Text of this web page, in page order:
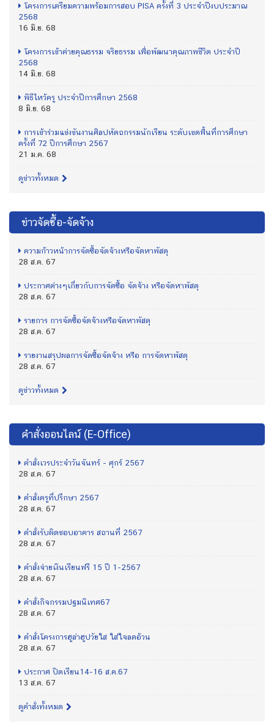
โครงการเตรียมความพร้อมการสอบ PISA ครั้งที่ 3 ประจำปีงบประมาณ
2568
16 มิ.ย. 68
โครงการเข้าค่ายคุณธรรม จริยธรรม เพื่อพัฒนาคุณภาพชีวิต ประจำปี
2568
14 มิ.ย. 68
พิธีไหว้ครู ประจำปีการศึกษา 2568
8 มิ.ย. 68
การเข้าร่วมแข่งขันงานศิลปหัตถกรรมนักเรียน ระดับเขตพื้นที่การศึกษา
ครั้งที่ 72 ปีการศึกษา 2567
21 ม.ค. 68
ดูข่าวทั้งหมด
ข่าวจัดซื้อ-จัดจ้าง
ความก้าวหน้าการจัดซื้อจัดจ้างหรือจัดหาพัสดุ
28 ส.ค. 67
ประกาศต่างๆเกี่ยวกับการจัดซื้อ จัดจ้าง หรือจัดหาพัสดุ
28 ส.ค. 67
รายการ การจัดซื้อจัดจ้างหรือจัดหาพัสดุ
28 ส.ค. 67
รายงานสรุปผลการจัดซื้อจัดจ้าง หรือ การจัดหาพัสดุ
28 ส.ค. 67
ดูข่าวทั้งหมด
คำสั่งออนไลน์ (E-Office)
คำสั่งเวรประจำวันจันทร์ - ศุกร์ 2567
28 ส.ค. 67
คำสั่งครูที่ปรึกษา 2567
28 ส.ค. 67
คำสั่งรับผิดชอบอาคาร สถานที่ 2567
28 ส.ค. 67
คำสั่งจ่ายเงินเรียนฟรี 15 ปี 1-2567
28 ส.ค. 67
คำสั่งกิจกรรมปฐมนิเทศ67
28 ส.ค. 67
คำสั่งโครงการฮูล่าฮูปวัยใส ใส่ใจลดอ้วน
28 ส.ค. 67
ประกาศ ปิดเรียน14-16 ส.ค.67
13 ส.ค. 67
ดูคำสั่งทั้งหมด